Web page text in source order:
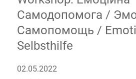
Самодопомога /
Самопомощь /
Selbsthilfe
02.05.2022